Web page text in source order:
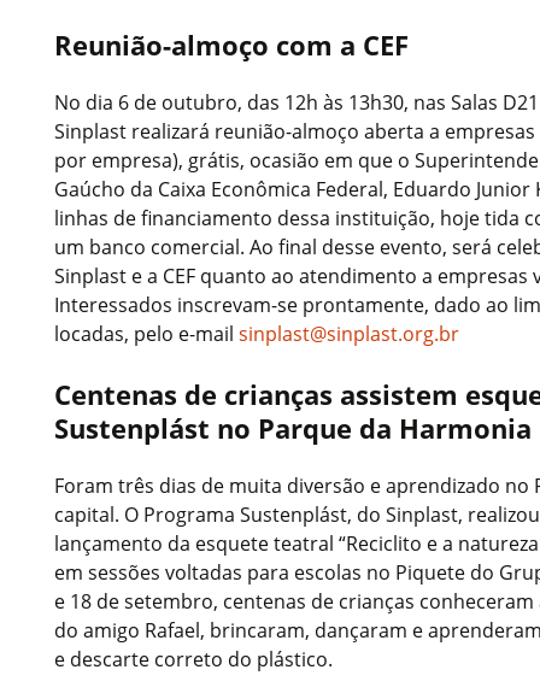
Reunião-almoço com a CEF
No dia 6 de outubro, das 12h às 13h30, nas Salas
Sinplast realizará reunião-almoço aberta a
por empresa), grátis, ocasião em que o
Gaúcho da Caixa Econômica Federal, Eduardo
linhas de financiamento dessa instituição, hoje tida
um banco comercial. Ao final desse evento, será
Sinplast e a CEF quanto ao atendimento a empresas
Interessados inscrevam-se prontamente, dado ao
locadas, pelo e-mail sinplast@sinplast.org.br
Centenas de crianças assistem
Sustenplást no Parque da Harmonia
Foram três dias de muita diversão e aprendizado no
capital. O Programa Sustenplást, do Sinplast,
lançamento da esquete teatral “Reciclito e a
em sessões voltadas para escolas no Piquete do
e 18 de setembro, centenas de crianças
do amigo Rafael, brincaram, dançaram e
e descarte correto do plástico.